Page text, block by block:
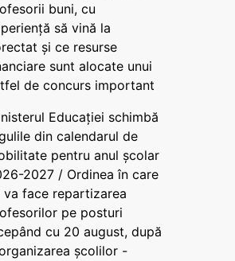
buni, cu
să vină la
și ce resurse
sunt alocate unui
de concurs important
Educației schimbă
din calendarul de
pentru anul școlar
2027 / Ordinea în care
va face repartizarea
pe posturi
cu 20 august, după
școlilor -